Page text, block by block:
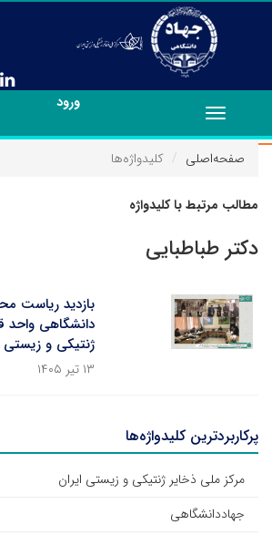
ورود
Toggle
navigation
صفحه‌اصلی
کلیدواژه‌ها
مطالب مرتبط با کلیدواژه
دکتر طباطبایی
بازدید ریاست
دانشگاهی واحد
ژنتیکی و زیستی
۱۳ تیر ۱۴۰۵
پرکاربردترین کلیدواژه‌ها
مرکز ملی ذخایر ژنتیکی و زیستی ایران
جهاددانشگاهی